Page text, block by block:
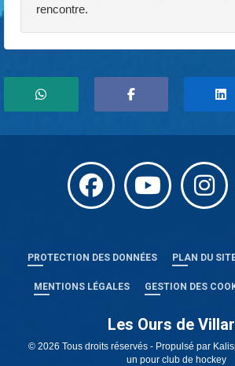
rencontre.
PROTECTION DES DONNÉES PLAN DU
MENTIONS LÉGALES GESTION DES
Les Ours de
© 2026 Tous droits réservés - Propulsé par
un pour club de hockey